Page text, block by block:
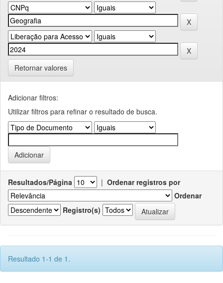
Retornar valores
Adicionar filtros:
Utilizar filtros para refinar o resultado de busca.
Resultados/Página | Ordenar registros por
Ordenar
Registro(s)
Resultado 1-1 de 1.